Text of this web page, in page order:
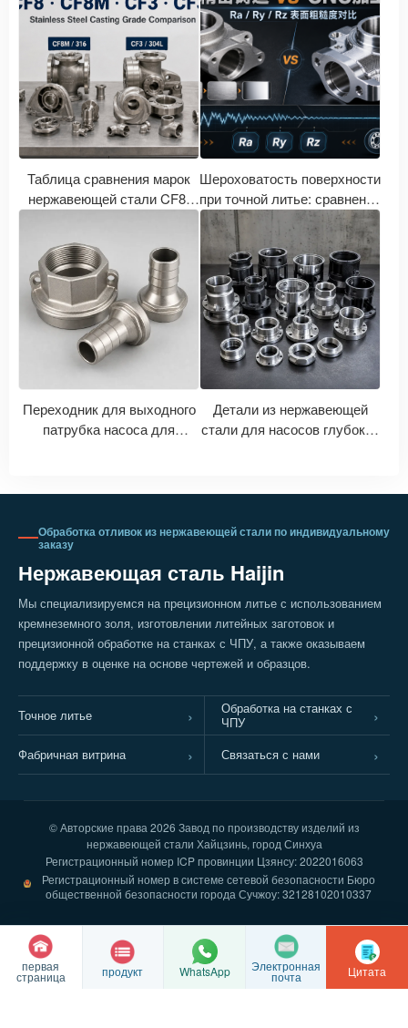
Таблица сравнения марок
нержавеющей стали CF8,
марки нержавеющей стали
для литья соотносятся с
марками 304, 316, 304L и
316L?
Шероховатость поверхности
при точной литье: сравнение
значений Ra, Ry, Rz при
обработке на станках с ЧПУ
с последующей полировкой.
Переходник для выходного
патрубка насоса для
Детали из нержавеющей
стали для насосов глубоких
Обработка отливок из нержавеющей стали по индивидуальному
заказу
Нержавеющая сталь Haijin
Мы специализируемся на прецизионном литье с использованием
кремнеземного золя, изготовлении литейных заготовок и
прецизионной обработке на станках с ЧПУ, а также оказываем
поддержку в оценке на основе чертежей и образцов.
Точное литье
Обработка на станках с
ЧПУ
Фабричная витрина
Связаться с нами
© Авторские права 2026 Завод по производству изделий из
нержавеющей стали Хайцзинь, город Синхуа
Регистрационный номер ICP провинции Цзянсу: 2022016063
Регистрационный номер в системе сетевой безопасности Бюро
общественной безопасности города Сучжоу: 32128102010337
первая
страница продукт Электронная
почта
WhatsApp Цитата